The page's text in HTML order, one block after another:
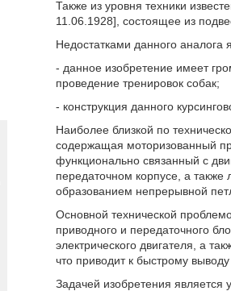
Также из уровня техники
11.06.1928], состоящее из
Недостатками данного аналога
- данное изобретение имеет
проведение тренировок собак;
- конструкция данного
Наиболее близкой по
содержащая моторизованный
функционально связанный с
передаточном корпусе, а
образованием непрерывной
Основной технической
приводного и передаточного
электрического двигателя, а
что приводит к быстрому выводу
Задачей изобретения является